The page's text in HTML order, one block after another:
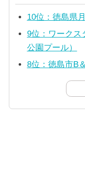
10位：徳島県
9位：ワークス
公園プール）
8位：徳島市B